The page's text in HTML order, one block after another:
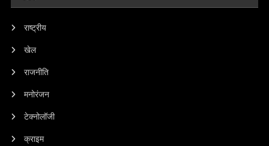
राष्ट्रीय
खेल
राजनीति
मनोरंजन
टेक्नोलॉजी
क्राइम